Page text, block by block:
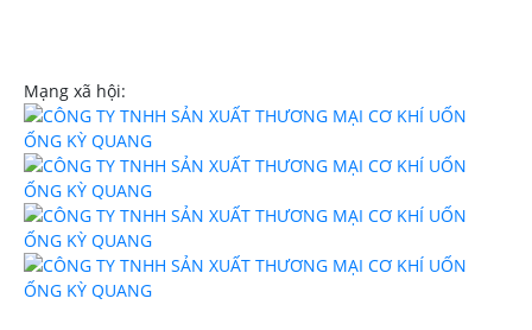
Mạng xã hội: